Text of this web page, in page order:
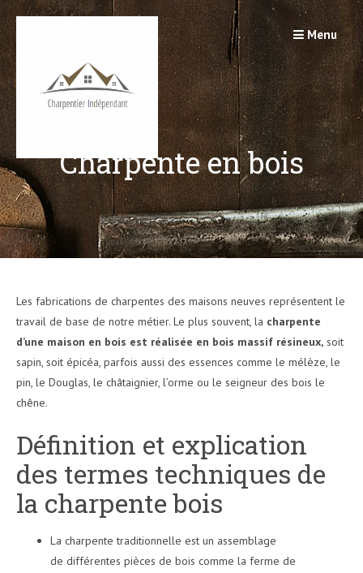
Passer
au
contenu
Menu
Charpente en bois
Les fabrications de charpentes des maisons neuves représentent le
travail de base de notre métier. Le plus souvent, la charpente
d’une maison en bois est réalisée en bois massif résineux, soit
sapin, soit épicéa, parfois aussi des essences comme le mélèze, le
pin, le Douglas, le châtaignier, l’orme ou le seigneur des bois le
chêne.
Définition et explication
des termes techniques de
la charpente bois
La charpente traditionnelle est un assemblage
de différentes pièces de bois comme la ferme de